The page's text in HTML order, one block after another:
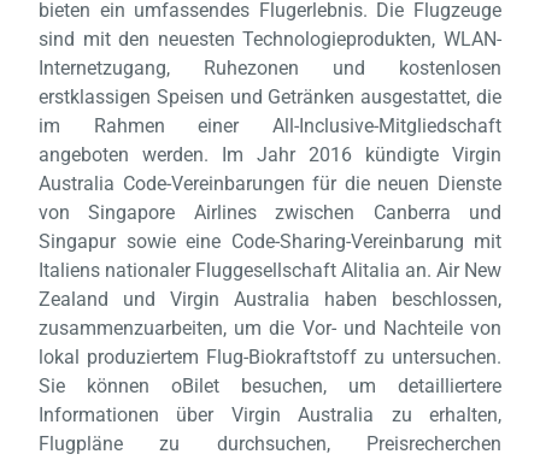
bieten ein umfassendes Flugerlebnis. Die Flugzeuge
sind mit den neuesten Technologieprodukten, WLAN-
Internetzugang, Ruhezonen und kostenlosen
erstklassigen Speisen und Getränken ausgestattet, die
im Rahmen einer All-Inclusive-Mitgliedschaft
angeboten werden. Im Jahr 2016 kündigte Virgin
Australia Code-Vereinbarungen für die neuen Dienste
von Singapore Airlines zwischen Canberra und
Singapur sowie eine Code-Sharing-Vereinbarung mit
Italiens nationaler Fluggesellschaft Alitalia an. Air New
Zealand und Virgin Australia haben beschlossen,
zusammenzuarbeiten, um die Vor- und Nachteile von
lokal produziertem Flug-Biokraftstoff zu untersuchen.
Sie können oBilet besuchen, um detailliertere
Informationen über Virgin Australia zu erhalten,
Flugpläne zu durchsuchen, Preisrecherchen